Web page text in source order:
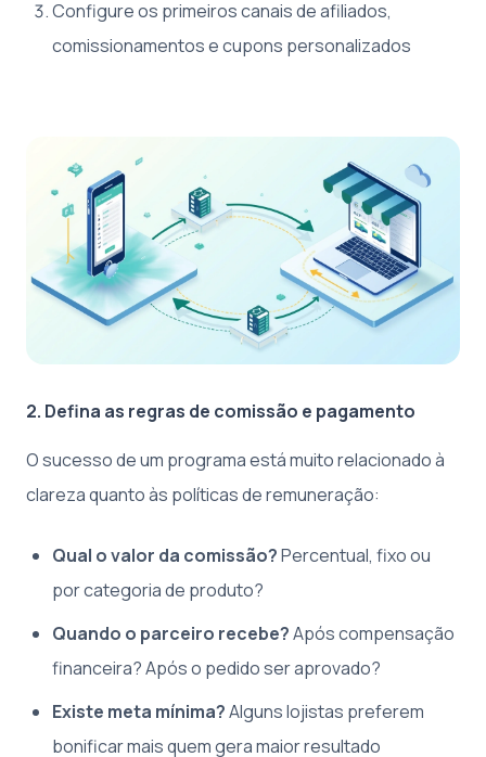
Configure os primeiros canais de afiliados,
comissionamentos e cupons personalizados
2. Defina as regras de comissão e pagamento
O sucesso de um programa está muito relacionado à
clareza quanto às políticas de remuneração:
Qual o valor da comissão?Percentual, fixo ou
por categoria de produto?
Quando o parceiro recebe?Após compensação
financeira? Após o pedido ser aprovado?
Existe meta mínima?Alguns lojistas preferem
bonificar mais quem gera maior resultado